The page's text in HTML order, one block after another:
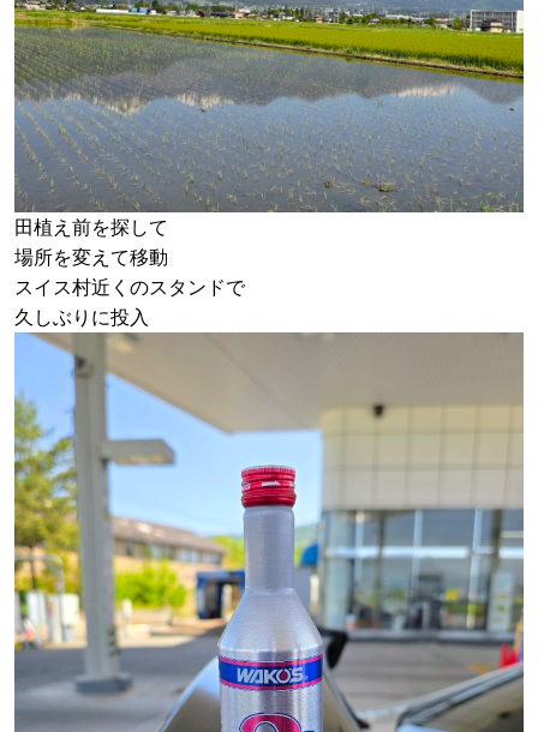
田植え前を探して
場所を変えて移動
スイス村近くのスタンドで
久しぶりに投入